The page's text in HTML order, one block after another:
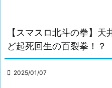
【スマスロ北斗の拳】
ど起死回生の百裂拳！？
 2025/01/07